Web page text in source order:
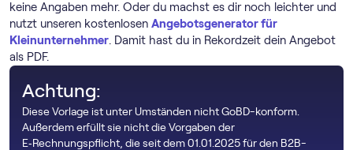
keine Angaben mehr. Oder du machst es dir noch leichter und
nutzt unseren kostenlosen Angebotsgenerator für
Kleinunternehmer. Damit hast du in Rekordzeit dein Angebot
als PDF.
Achtung:
Diese Vorlage ist unter Umständen nicht GoBD-konform.
Außerdem erfüllt sie nicht die Vorgaben der
E‑Rechnungspflicht, die seit dem 01.01.2025 für den B2B-